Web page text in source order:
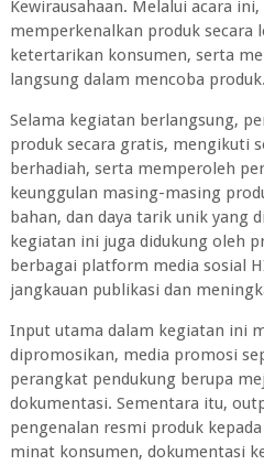
Kewirausahaan. Melalui acara
memperkenalkan produk secara
ketertarikan konsumen, serta
langsung dalam mencoba produk.
Selama kegiatan berlangsung,
produk secara gratis, mengikuti
berhadiah, serta memperoleh
keunggulan masing-masing
bahan, dan daya tarik unik yang
kegiatan ini juga didukung oleh
berbagai platform media sosial
jangkauan publikasi dan
Input utama dalam kegiatan ini
dipromosikan, media promosi
perangkat pendukung berupa
dokumentasi. Sementara itu,
pengenalan resmi produk
minat konsumen, dokumentasi